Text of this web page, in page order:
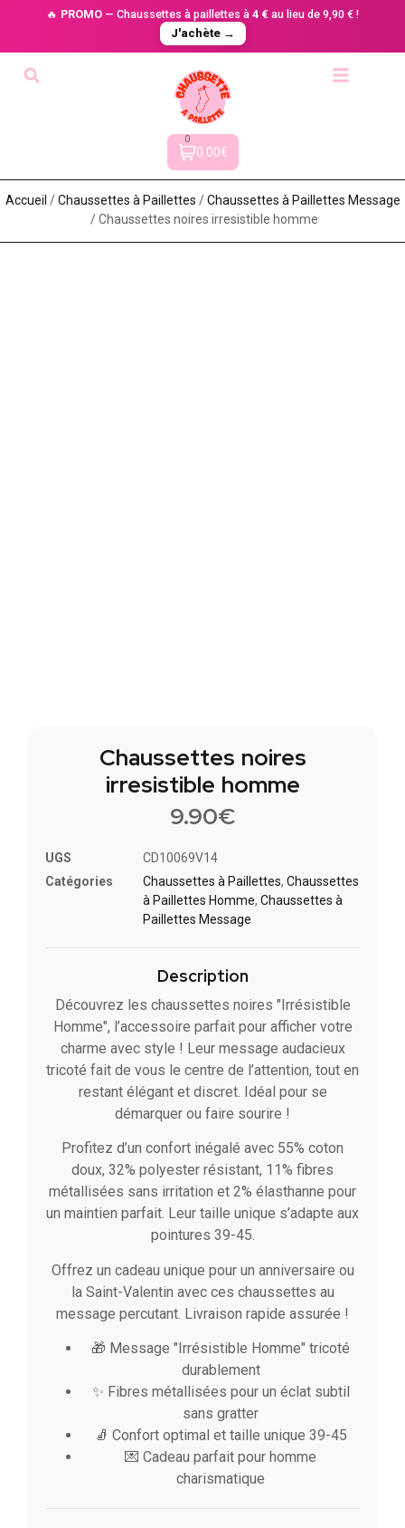
🔥 PROMO — Chaussettes à paillettes à 4 € au lieu de 9,90 € !
J'achète →
0
0.00€
Accueil /Chaussettes à Paillette​s /Chaussettes à Paillettes Message​
/ Chaussettes noires irresistible homme
Chaussettes noires
irresistible homme
9.90€
UGS
CD10069V14
Catégories
Chaussettes à Paillette​s, Chaussettes
à Paillettes Homme, Chaussettes à
Paillettes Message​
Description
Découvrez les chaussettes noires "Irrésistible
Homme", l’accessoire parfait pour afficher votre
charme avec style ! Leur message audacieux
tricoté fait de vous le centre de l’attention, tout en
restant élégant et discret. Idéal pour se
démarquer ou faire sourire !
Profitez d’un confort inégalé avec 55% coton
doux, 32% polyester résistant, 11% fibres
métallisées sans irritation et 2% élasthanne pour
un maintien parfait. Leur taille unique s’adapte aux
pointures 39-45.
Offrez un cadeau unique pour un anniversaire ou
la Saint-Valentin avec ces chaussettes au
message percutant. Livraison rapide assurée !
🎁 Message "Irrésistible Homme" tricoté
durablement
✨ Fibres métallisées pour un éclat subtil
sans gratter
🧦 Confort optimal et taille unique 39-45
💌 Cadeau parfait pour homme
charismatique